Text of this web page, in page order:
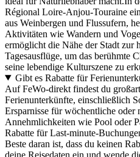
Régional Loire-Anjou-Touraine
aus Weinbergen und Flussufern,
Aktivitäten wie Wandern und
ermöglicht die Nähe der Stadt zur
Tagesausflüge, um das berühmte
seine lebendige Kulturszene zu
Gibt es Rabatte für
Auf FeWo-direkt findest du
Ferienunterkünfte, einschließlich
Ersparnisse für wöchentliche
Annehmlichkeiten wie Pool oder
Rabatte für Last-minute-
Beste daran ist, dass du keinen
deine Reisedaten ein und wende